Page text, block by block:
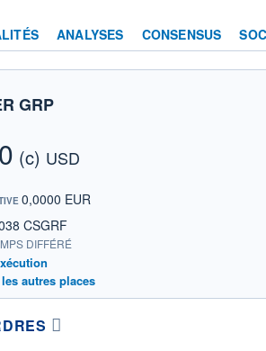
ANALYSES CONSENSUS
GRP
(c) USD
0,0000 EUR
CSGRF
DIFFÉRÉ
autres places